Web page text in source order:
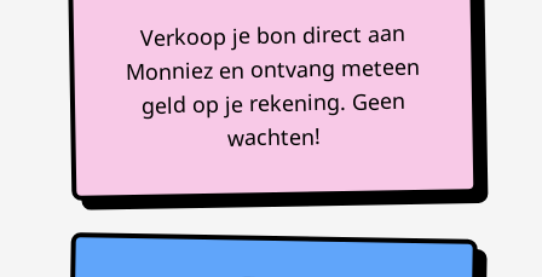
Verkoop je bon direct aan
Monniez en ontvang meteen
geld op je rekening. Geen
wachten!